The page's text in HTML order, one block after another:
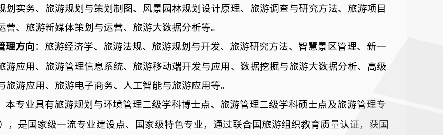
划实务、旅游规划与策划制图、风景园林规划设计原理、旅游调查与研究方法、旅游项目
营、旅游新媒体策划与运营、旅游大数据分析等。
理方向：旅游经济学、旅游法规、旅游规划与开发、旅游研究方法、智慧景区管理、新一
游应用、旅游管理信息系统、旅游移动端开发与应用、数据挖掘与旅游大数据分析、高级
旅游应用、旅游电子商务、人工智能与旅游应用等。
本专业具有旅游规划与环境管理二级学科博士点、旅游管理二级学科硕士点及旅游管理专
），是国家级一流专业建设点、国家级特色专业，通过联合国旅游组织教育质量认证，获国